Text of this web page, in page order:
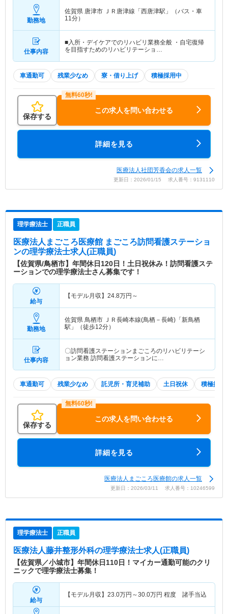
勤務地
佐賀県 唐津市
ＪＲ唐津線「西唐津駅」（バス・車
11分）
仕事内容
■入所・デイケアでのリハビリ業務全般 ・自宅復帰
を目指すためのリハビリテーショ…
車通勤可 残業少なめ 寮・借り上げ 積極採用中
保存する
この求人を問い合わせる
詳細を見る
医療法人社団芳香会の求人一覧
更新日：2026/01/15 求人番号：9131110
理学療法士 正職員
医療法人まごころ医療館 まごころ訪問看護ステーショ
ンの理学療法士求人(正職員)
【佐賀県/鳥栖市】年間休日120日！土日祝休み！訪問看護ステ
ーションでの理学療法士さん募集です！
給与
【モデル月収】 24.8万円～
勤務地
佐賀県 鳥栖市
ＪＲ長崎本線(鳥栖－長崎)「新鳥栖
駅」（徒歩12分）
仕事内容
〇訪問看護ステーションまごころのリハビリテーシ
ョン業務 訪問看護ステーションに…
車通勤可 残業少なめ 託児所・育児補助 土日祝休 積極採用
保存する
この求人を問い合わせる
詳細を見る
医療法人まごころ医療館の求人一覧
更新日：2026/03/11 求人番号：10246599
理学療法士 正職員
医療法人藤井整形外科の理学療法士求人(正職員)
【佐賀県／小城市】年間休日110日！マイカー通勤可能のクリ
ニックで理学療法士募集！
給与
【モデル月収】 23.0万円～30.0万円 程度 諸手当込